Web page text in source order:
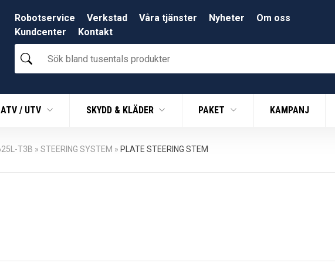
Robotservice Verkstad Våra tjänster Nyheter
Om oss
Kundcenter
Kontakt
Sök
bland
produkter
ATV / UTV SKYDD & KLÄDER PAKET KAMPANJ
T3B » STEERING SYSTEM » PLATE STEERING STEM